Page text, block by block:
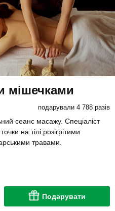
мішечками
подарували 4 788 разів
сеанс масажу. Спеціаліст
на тілі розігрітими
травами.
Подарувати